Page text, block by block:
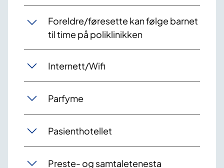
Foreldre/føresette kan følge barnet
til time på poliklinikken
Internett/Wifi
Parfyme
Pasienthotellet
Preste- og samtaletenesta